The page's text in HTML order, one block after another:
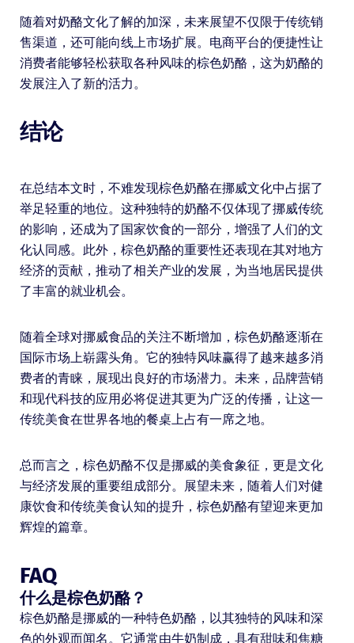
随着对奶酪文化了解的加深，未来展望不仅限于传统销
售渠道，还可能向线上市场扩展。电商平台的便捷性让
消费者能够轻松获取各种风味的棕色奶酪，这为奶酪的
发展注入了新的活力。
结论
在总结本文时，不难发现棕色奶酪在挪威文化中占据了
举足轻重的地位。这种独特的奶酪不仅体现了挪威传统
的影响，还成为了国家饮食的一部分，增强了人们的文
化认同感。此外，棕色奶酪的重要性还表现在其对地方
经济的贡献，推动了相关产业的发展，为当地居民提供
了丰富的就业机会。
随着全球对挪威食品的关注不断增加，棕色奶酪逐渐在
国际市场上崭露头角。它的独特风味赢得了越来越多消
费者的青睐，展现出良好的市场潜力。未来，品牌营销
和现代科技的应用必将促进其更为广泛的传播，让这一
传统美食在世界各地的餐桌上占有一席之地。
总而言之，棕色奶酪不仅是挪威的美食象征，更是文化
与经济发展的重要组成部分。展望未来，随着人们对健
康饮食和传统美食认知的提升，棕色奶酪有望迎来更加
辉煌的篇章。
FAQ
什么是棕色奶酪？
棕色奶酪是挪威的一种特色奶酪，以其独特的风味和深
色的外观而闻名。它通常由牛奶制成，具有甜味和焦糖